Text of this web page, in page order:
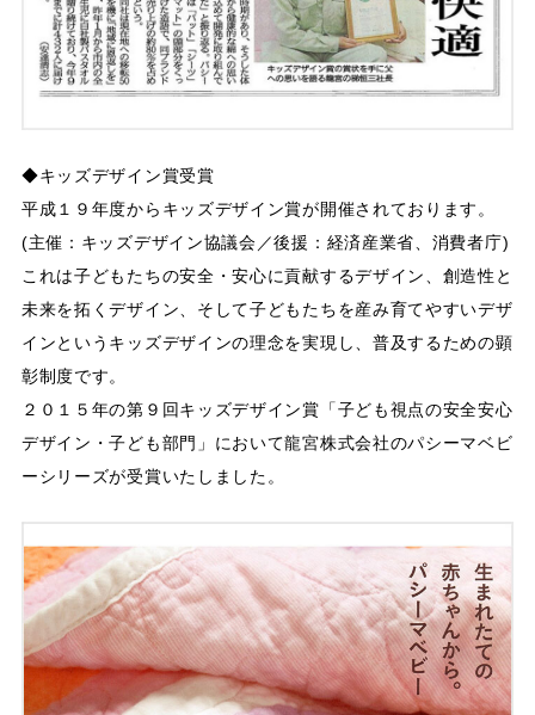
◆キッズデザイン賞受賞
平成１９年度からキッズデザイン賞が開催されております。
(主催：キッズデザイン協議会／後援：経済産業省、消費者庁)
これは子どもたちの安全・安心に貢献するデザイン、創造性と
未来を拓くデザイン、そして子どもたちを産み育てやすいデザ
インというキッズデザインの理念を実現し、普及するための顕
彰制度です。
２０１５年の第９回キッズデザイン賞「子ども視点の安全安心
デザイン・子ども部門」において龍宮株式会社のパシーマベビ
ーシリーズが受賞いたしました。